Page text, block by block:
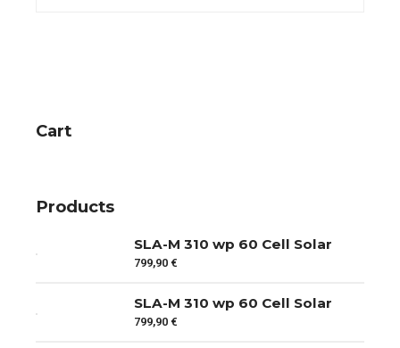
Cart
Products
SLA-M 310 wp 60 Cell Solar
799,90 €
SLA-M 310 wp 60 Cell Solar
799,90 €